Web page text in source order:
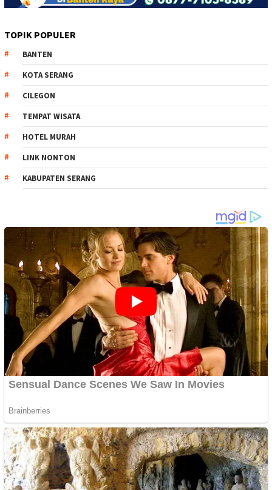
TOPIK POPULER
BANTEN
KOTA SERANG
CILEGON
TEMPAT WISATA
HOTEL MURAH
LINK NONTON
KABUPATEN SERANG